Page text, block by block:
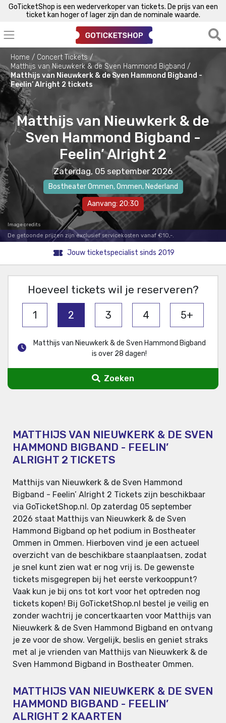
GoTicketShop is een wederverkoper van tickets. De prijs van een
ticket kan hoger of lager zijn dan de nominale waarde.
Home
Concert Tickets
Matthijs van Nieuwkerk & de Sven Hammond Bigband
Matthijs van Nieuwkerk & de Sven Hammond Bigband -
Feelin’ Alright 2 tickets
Matthijs van Nieuwkerk & de
Sven Hammond Bigband -
Feelin’ Alright 2
Zaterdag, 05 september 2026
Bostheater Ommen,Ommen, Nederland
Aanvang: 20:30
Image credits
De getoonde prijzen zijn exclusief servicekosten vanaf €10,-.
Jouw ticketspecialist sinds 2019
Hoeveel tickets wil je reserveren?
1 2 3 4 5+
Matthijs van Nieuwkerk & de Sven Hammond Bigband
is over 28 dagen!
Zoeken
MATTHIJS VAN NIEUWKERK & DE SVEN
HAMMOND BIGBAND - FEELIN’
ALRIGHT 2 TICKETS
Matthijs van Nieuwkerk & de Sven Hammond
Bigband - Feelin’ Alright 2 Tickets zijn beschikbaar
via GoTicketShop.nl. Op zaterdag 05 september
2026 staat Matthijs van Nieuwkerk & de Sven
Hammond Bigband op het podium in Bostheater
Ommen in Ommen. Hierboven vind je een actueel
overzicht van de beschikbare staanplaatsen, zodat
je snel kunt zien wat er nog vrij is. De gewenste
tickets misgegrepen bij het eerste verkooppunt?
Vaak kun je bij ons tot kort voor het optreden nog
tickets kopen! Bij GoTicketShop.nl bestel je veilig en
zonder wachtrij je concertkaarten voor Matthijs van
Nieuwkerk & de Sven Hammond Bigband en ontvang
je ze voor de show. Vergelijk, beslis en geniet straks
met al je vrienden van Matthijs van Nieuwkerk & de
Sven Hammond Bigband in Bostheater Ommen.
MATTHIJS VAN NIEUWKERK & DE SVEN
HAMMOND BIGBAND - FEELIN’
ALRIGHT 2 KAARTEN